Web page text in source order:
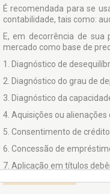
É recomendada para se
contabilidade, tais como:
E, em decorrência de
mercado como base de
1. Diagnóstico de
2. Diagnóstico do grau de
3. Diagnóstico da
4. Aquisições ou
5. Consentimento de
6. Concessão de
7. Aplicação em títulos
8. Avaliação de uma gestão;